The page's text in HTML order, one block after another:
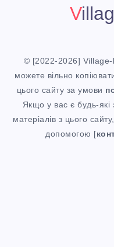
© [2022-2026] Village-
можете вільно
цього сайту за умови
Якщо у вас є будь-
матеріалів з цього
допомогою [